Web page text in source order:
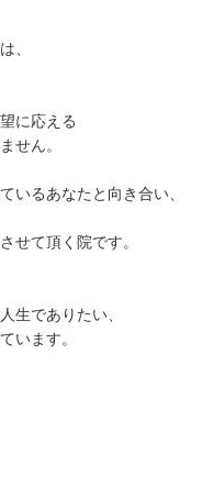
、
に応える
せん。
いるあなたと向き合い、
せて頂く院です。
生でありたい、
います。